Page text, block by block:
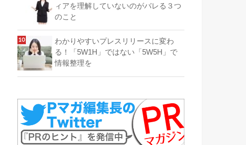
ィアを理解していないのがバレる３つ
のこと
わかりやすいプレスリリースに変わ
る！「5W1H」ではない「5W5H」で
情報整理を